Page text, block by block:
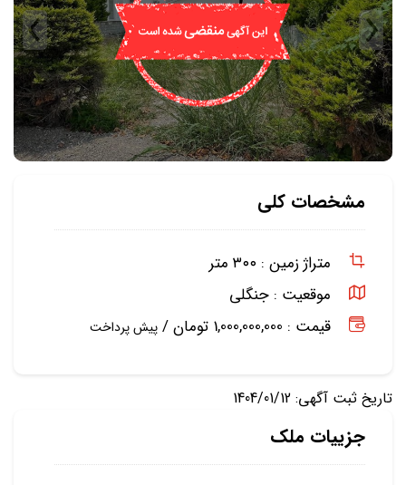
مشخصات کلی
متراژ زمین : ۳۰۰ متر
موقعیت : جنگلی
قیمت : 1,000,000,000 تومان /
پیش پرداخت
تاریخ ثبت آگهی: 1404/01/12
جزییات ملک